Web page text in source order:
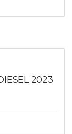
2023